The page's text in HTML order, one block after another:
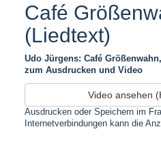
Café
(Liedtext)
Udo Jürgens: Café
zum Ausdrucken und Video
Video ansehen
Ausdrucken oder Speichern im
Internetverbindungen kann die